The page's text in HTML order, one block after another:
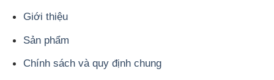
Giới thiệu
Sản phẩm
Chính sách và quy định chung